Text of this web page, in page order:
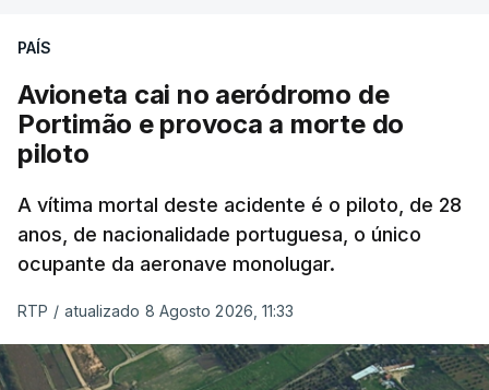
PAÍS
Avioneta cai no aeródromo de
Portimão e provoca a morte do
piloto
A vítima mortal deste acidente é o piloto, de 28
anos, de nacionalidade portuguesa, o único
ocupante da aeronave monolugar.
RTP / atualizado 8 Agosto 2026, 11:33